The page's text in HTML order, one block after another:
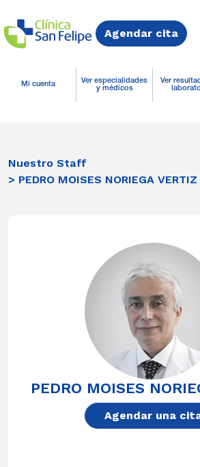
Agendar cita
Mi cuenta
Ver especialidades
y médicos
Ver
Nuestro Staff
> PEDRO MOISES NORIEGA VERTIZ
PEDRO MOISES
Agendar una